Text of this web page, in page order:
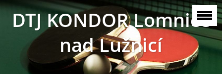
DTJ KONDOR Lomnice
nad Lužnicí